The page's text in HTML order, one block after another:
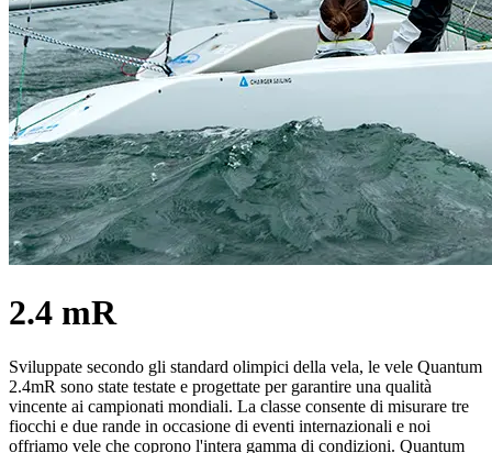
2.4 mR
Sviluppate secondo gli standard olimpici della vela, le vele Quantum
2.4mR sono state testate e progettate per garantire una qualità
vincente ai campionati mondiali. La classe consente di misurare tre
fiocchi e due rande in occasione di eventi internazionali e noi
offriamo vele che coprono l'intera gamma di condizioni. Quantum